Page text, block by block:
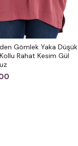
Gömlek Yaka Düşük
Rahat Kesim Gül